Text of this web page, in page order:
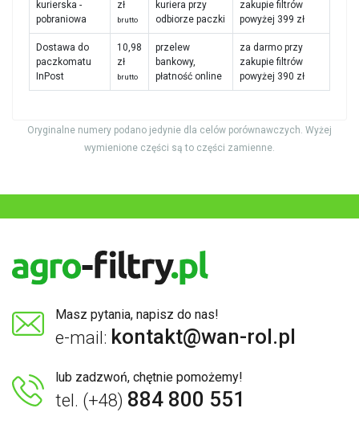
kurierska -
pobraniowa
zł
brutto
kuriera przy
odbiorze paczki
zakupie filtrów
powyżej 399 zł
Dostawa do
paczkomatu
InPost
10,98
zł
brutto
przelew
bankowy,
płatność online
za darmo przy
zakupie filtrów
powyżej 390 zł
Oryginalne numery podano jedynie dla celów porównawczych. Wyżej
wymienione części są to części zamienne.
Masz pytania, napisz do nas!
e-mail: kontakt@wan-rol.pl
lub zadzwoń, chętnie pomożemy!
tel. (+48) 884 800 551